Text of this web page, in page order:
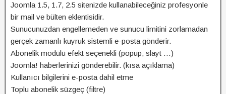
Joomla 1.5, 1.7, 2.5 sitenizde kullanabileceğiniz profesyonle
bir mail ve bülten eklentisidir.
Sunucunuzdan engellemeden ve sunucu limitini zorlamadan
gerçek zamanlı kuyruk sistemli e-posta gönderir.
Abonelik modülü efekt seçenekli (popup, slayt …)
Joomla! haberlerinizi gönderebilir. (kısa açıklama)
Kullanıcı bilgilerini e-posta dahil etme
Toplu abonelik süzgeç (filtre)